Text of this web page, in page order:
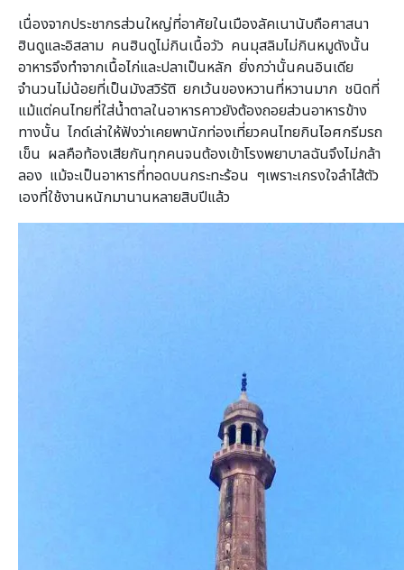
เนื่องจากประชากรส่วนใหญ่ที่อาศัยในเมืองลัคเนานับถือศาสนา
ฮินดูและอิสลาม คนฮินดูไม่กินเนื้อวัว คนมุสลิมไม่กินหมูดังนั้น
อาหารจึงทำจากเนื้อไก่และปลาเป็นหลัก ยิ่งกว่านั้นคนอินเดีย
จำนวนไม่น้อยที่เป็นมังสวิรัติ ยกเว้นของหวานที่หวานมาก ชนิดที่
แม้แต่คนไทยที่ใส่น้ำตาลในอาหารคาวยังต้องถอยส่วนอาหารข้าง
ทางนั้น ไกด์เล่าให้ฟังว่าเคยพานักท่องเที่ยวคนไทยกินไอศกรีมรถ
เข็น ผลคือท้องเสียกันทุกคนจนต้องเข้าโรงพยาบาลฉันจึงไม่กล้า
ลอง แม้จะเป็นอาหารที่ทอดบนกระทะร้อน ๆเพราะเกรงใจลำไส้ตัว
เองที่ใช้งานหนักมานานหลายสิบปีแล้ว